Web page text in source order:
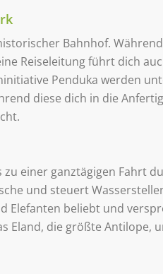
Bahnhof.
Reiseleitung führt dich
Penduka werden
diese dich in die
zu einer ganztägigen Fahrt
und steuert
Elefanten beliebt und
die größte Antilope,